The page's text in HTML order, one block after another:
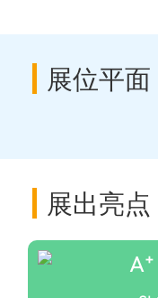
展位平面
展出亮点